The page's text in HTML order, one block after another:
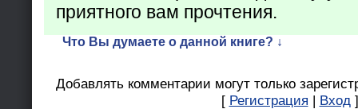
приятного вам прочтения.
Что Вы думаете о данной книге? ↓
Добавлять комментарии могут только
[ Регистрация | Вход ]